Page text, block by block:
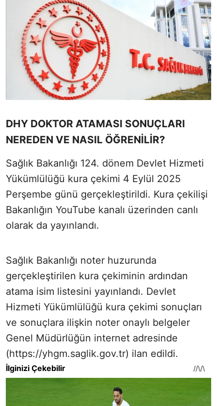
DHY DOKTOR ATAMASI SONUÇLARI
NEREDEN VE NASIL ÖĞRENİLİR?
Sağlık Bakanlığı 124. dönem Devlet Hizmeti
Yükümlülüğü kura çekimi 4 Eylül 2025
Perşembe günü gerçekleştirildi. Kura çekilişi
Bakanlığın YouTube kanalı üzerinden canlı
olarak da yayınlandı.
Sağlık Bakanlığı noter huzurunda
gerçekleştirilen kura çekiminin ardından
atama isim listesini yayınlandı. Devlet
Hizmeti Yükümlülüğü kura çekimi sonuçları
ve sonuçlara ilişkin noter onaylı belgeler
Genel Müdürlüğün internet adresinde
(https://yhgm.saglik.gov.tr) ilan edildi.